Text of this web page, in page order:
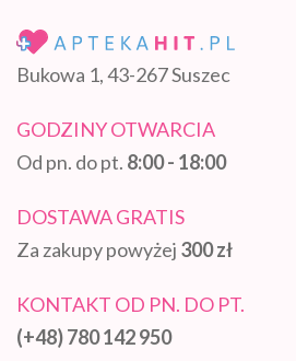
Bukowa 1, 43-267 Suszec
GODZINY OTWARCIA
Od pn. do pt. 8:00 - 18:00
DOSTAWA GRATIS
Za zakupy powyżej 300 zł
KONTAKT OD PN. DO PT.
(+48) 780 142 950